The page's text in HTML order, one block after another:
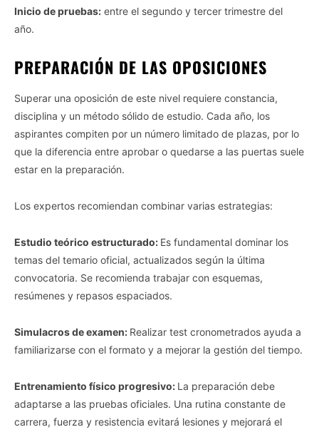
Inicio de pruebas: entre el segundo y tercer trimestre del
año.
PREPARACIÓN DE LAS OPOSICIONES
Superar una oposición de este nivel requiere constancia,
disciplina y un método sólido de estudio. Cada año, los
aspirantes compiten por un número limitado de plazas, por lo
que la diferencia entre aprobar o quedarse a las puertas suele
estar en la preparación.
Los expertos recomiendan combinar varias estrategias:
Estudio teórico estructurado: Es fundamental dominar los
temas del temario oficial, actualizados según la última
convocatoria. Se recomienda trabajar con esquemas,
resúmenes y repasos espaciados.
Simulacros de examen: Realizar test cronometrados ayuda a
familiarizarse con el formato y a mejorar la gestión del tiempo.
Entrenamiento físico progresivo: La preparación debe
adaptarse a las pruebas oficiales. Una rutina constante de
carrera, fuerza y resistencia evitará lesiones y mejorará el